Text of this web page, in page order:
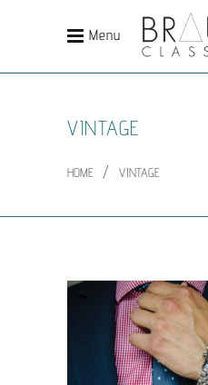
Menu
VINTAGE
HOME / VINTAGE